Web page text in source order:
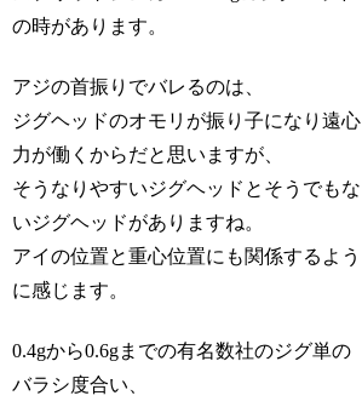
の時があります。
アジの首振りでバレるのは、
ジグヘッドのオモリが振り子になり遠心
力が働くからだと思いますが、
そうなりやすいジグヘッドとそうでもな
いジグヘッドがありますね。
アイの位置と重心位置にも関係するよう
に感じます。
0.4gから0.6gまでの有名数社のジグ単の
バラシ度合い、